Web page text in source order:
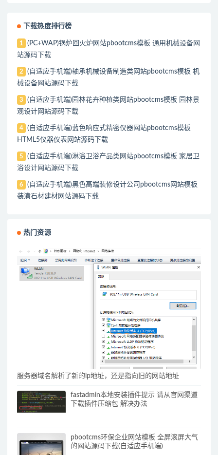
下载热度排行榜
1
(PC+WAP)锅炉回火炉网站pbootcms模板 通用机械设备网
站源码下载
2
(自适应手机端)轴承机械设备制造类网站pbootcms模板 机
械设备网站源码下载
3
(自适应手机端)园林花卉种植类网站pbootcms模板 园林景
观设计网站源码下载
4
(自适应手机端)蓝色响应式精密仪器网站pbootcms模板
HTML5仪器仪表网站源码下载
5
(自适应手机端)淋浴卫浴产品类网站pbootcms模板 家居卫
浴设计网站源码下载
6
(自适应手机端)黑色高端装修设计公司pbootcms网站模板
装潢石材建材网站源码下载
热门资源
服务器域名解析了新的ip地址，还是指向旧的网站地址
fastadmin本地安装插件提示 请从官网渠道
下载插件压缩包 解决办法
pbootcms环保企业网站模板 全屏滚屏大气
的网站源码下载(自适应手机端)